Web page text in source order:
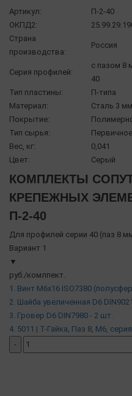
Артикул:
П-2-40
ОКПД2:
Страна
производства:
Россия
Серия профилей:
с пазом 8
40
Тип пластины:
П-типа
Материал:
Сталь 3
Покрытие:
Тип сырья:
Первичное
Вес, кг:
0,041
Цвет:
Серый
КОМПЛЕКТЫ
КРЕПЕЖНЫХ
П-2-40
Для профилей серии 40 (паз 8
Вариант 1
▼
руб./комлпект.
1. Винт М6х16 ISO7380
2. Шайба увеличенная D6
3. Гровер D6 DIN7980 - 2 шт.
4. 5011 | Т-Гайка, Паз 8, М6,
-